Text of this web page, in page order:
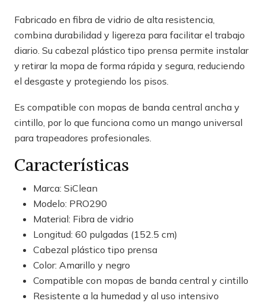
Fabricado en fibra de vidrio de alta resistencia,
combina durabilidad y ligereza para facilitar el trabajo
diario. Su cabezal plástico tipo prensa permite instalar
y retirar la mopa de forma rápida y segura, reduciendo
el desgaste y protegiendo los pisos.
Es compatible con mopas de banda central ancha y
cintillo, por lo que funciona como un mango universal
para trapeadores profesionales.
Características
Marca: SiClean
Modelo: PRO290
Material: Fibra de vidrio
Longitud: 60 pulgadas (152.5 cm)
Cabezal plástico tipo prensa
Color: Amarillo y negro
Compatible con mopas de banda central y cintillo
Resistente a la humedad y al uso intensivo